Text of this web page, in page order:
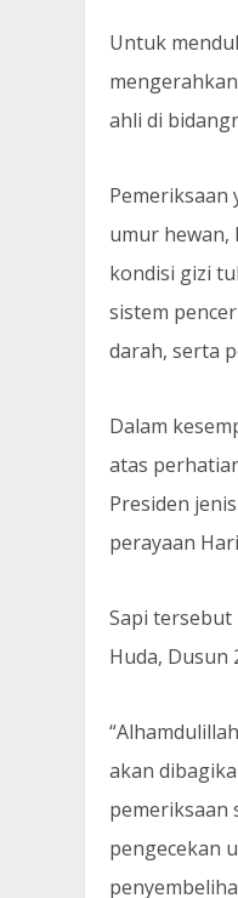
Untuk
ahli di
Pemeriksaan
umur hewan,
kondisi gizi
sistem
darah, serta
Dalam
atas
Presiden
perayaan
Sapi tersebut
Huda, Dusun
akan
pemeriksaan
pengecekan